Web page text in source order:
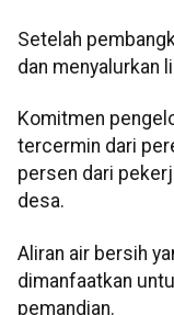
Setelah
dan menyalurkan
Komitmen
tercermin dari
persen dari
desa.
Aliran air bersih
dimanfaatkan
pemandian.